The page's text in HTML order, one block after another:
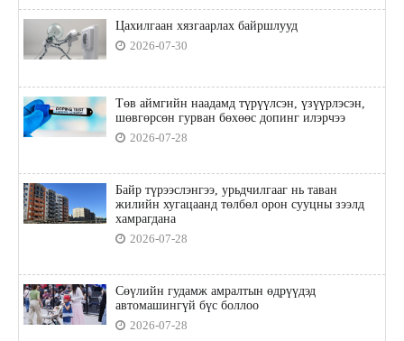
Цахилгаан хязгаарлах байршлууд
2026-07-30
Төв аймгийн наадамд түрүүлсэн, үзүүрлэсэн,
шөвгөрсөн гурван бөхөөс допинг илэрчээ
2026-07-28
Байр түрээслэнгээ, урьдчилгааг нь таван
жилийн хугацаанд төлбөл орон сууцны зээлд
хамрагдана
2026-07-28
Сөүлийн гудамж амралтын өдрүүдэд
автомашингүй бүс боллоо
2026-07-28